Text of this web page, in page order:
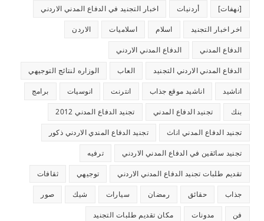
[نهفات] أردنيات اخبار التجنيد في الدفاع المدني الاردني
اخر اخبار التجنيد اسلام اسلاميات الاردن
الدفاع المدني الدفاع المدني الاردني
الدفاع المدني الاردني التجنيد العاب الوزاره لنتائج التوجيهي
اناشيد اناشيد موقع جذاب انترنت انوسيات برامج
بنك تجنيد الدفاع المدني تجنيد الدفاع المدني 2012
تجنيد الدفاع المدني اناث تجنيد الدفاع المندي الاردني ذكور
تجنيد سائقين في الدفاع المدني الاردني ترفيه
تقديم طلبات تجنيد الدفاع المدني الاردني توجيهي ثقافات
جذاب حقائق رمضان سيارات شيك صور
فن مدونات مكان تقديم طلبات التجنيد